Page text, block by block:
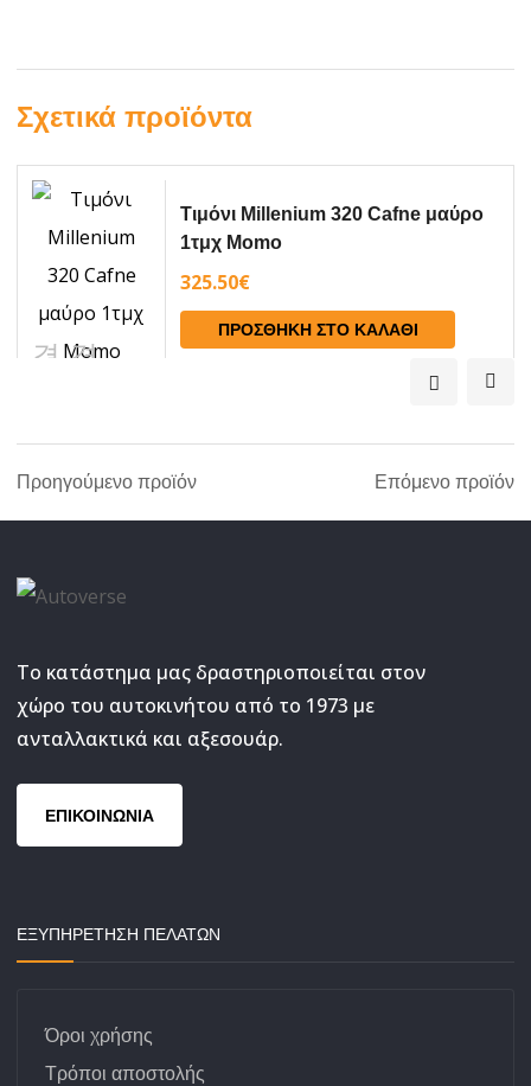
Σχετικά προϊόντα
Τιμόνι Millenium 320 Cafne μαύρο
1τμχ Momo
325.50€
ΠΡΟΣΘΉΚΗ ΣΤΟ ΚΑΛΆΘΙ
Προηγούμενο προϊόν Επόμενο προϊόν
Το κατάστημα μας δραστηριοποιείται στον
χώρο του αυτοκινήτου από το 1973 με
ανταλλακτικά και αξεσουάρ.
ΕΠΙΚΟΙΝΩΝΙΑ
ΕΞΥΠΗΡΕΤΗΣΗ ΠΕΛΑΤΩΝ
Όροι χρήσης
Τρόποι αποστολής